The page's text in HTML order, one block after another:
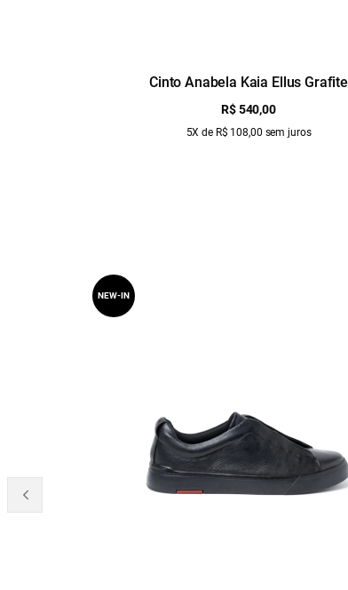
Cinto Anabela Kaia Ellus Grafite
R$ 540,00
5X de R$ 108,00 sem juros
NEW-IN